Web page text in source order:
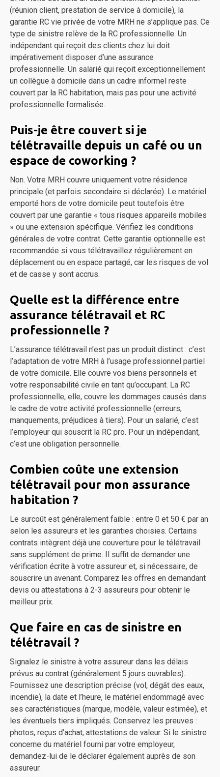
(réunion client, prestation de service à domicile), la
garantie RC vie privée de votre MRH ne s’applique pas. Ce
type de sinistre relève de la RC professionnelle. Un
indépendant qui reçoit des clients chez lui doit
impérativement disposer d’une assurance
professionnelle. Un salarié qui reçoit exceptionnellement
un collègue à domicile dans un cadre informel reste
couvert par la RC habitation, mais pas pour une activité
professionnelle formalisée.
Puis-je être couvert si je
télétravaille depuis un café ou un
espace de coworking ?
Non. Votre MRH couvre uniquement votre résidence
principale (et parfois secondaire si déclarée). Le matériel
emporté hors de votre domicile peut toutefois être
couvert par une garantie « tous risques appareils mobiles
» ou une extension spécifique. Vérifiez les conditions
générales de votre contrat. Cette garantie optionnelle est
recommandée si vous télétravaillez régulièrement en
déplacement ou en espace partagé, car les risques de vol
et de casse y sont accrus.
Quelle est la différence entre
assurance télétravail et RC
professionnelle ?
L’assurance télétravail n’est pas un produit distinct : c’est
l’adaptation de votre MRH à l’usage professionnel partiel
de votre domicile. Elle couvre vos biens personnels et
votre responsabilité civile en tant qu’occupant. La RC
professionnelle, elle, couvre les dommages causés dans
le cadre de votre activité professionnelle (erreurs,
manquements, préjudices à tiers). Pour un salarié, c’est
l’employeur qui souscrit la RC pro. Pour un indépendant,
c’est une obligation personnelle.
Combien coûte une extension
télétravail pour mon assurance
habitation ?
Le surcoût est généralement faible : entre 0 et 50 € par an
selon les assureurs et les garanties choisies. Certains
contrats intègrent déjà une couverture pour le télétravail
sans supplément de prime. Il suffit de demander une
vérification écrite à votre assureur et, si nécessaire, de
souscrire un avenant. Comparez les offres en demandant
devis ou attestations à 2-3 assureurs pour obtenir le
meilleur prix.
Que faire en cas de sinistre en
télétravail ?
Signalez le sinistre à votre assureur dans les délais
prévus au contrat (généralement 5 jours ouvrables).
Fournissez une description précise (vol, dégât des eaux,
incendie), la date et l’heure, le matériel endommagé avec
ses caractéristiques (marque, modèle, valeur estimée), et
les éventuels tiers impliqués. Conservez les preuves :
photos, reçus d’achat, attestations de valeur. Si le sinistre
concerne du matériel fourni par votre employeur,
demandez-lui de le déclarer également auprès de son
assureur.